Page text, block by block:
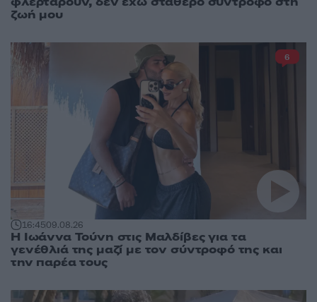
ζωή μου
16:4509.08.26
Η Ιωάννα Τούνη στις Μαλδίβες για τα
γενέθλιά της μαζί με τον σύντροφό της και
την παρέα τους
6